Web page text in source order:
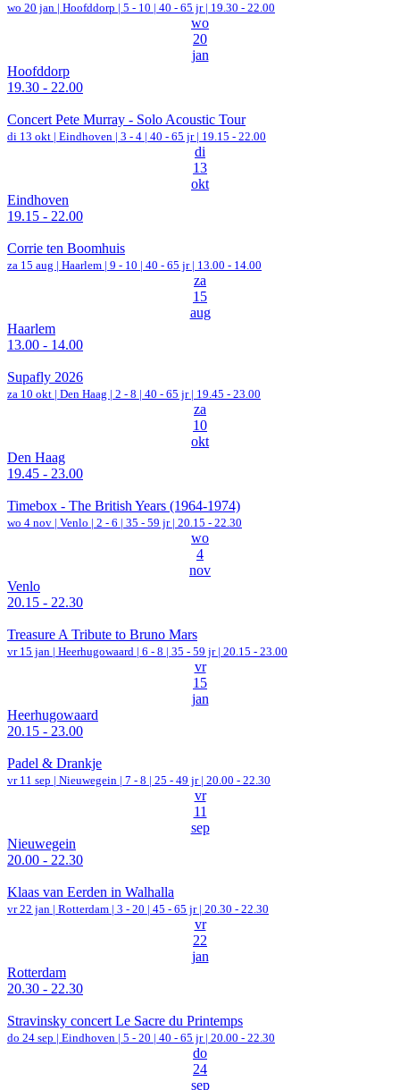
wo 20 jan | Hoofddorp | 5 - 10 | 40 - 65 jr | 19.30 - 22.00
wo
20
jan
Hoofddorp
19.30 - 22.00
Concert Pete Murray - Solo Acoustic Tour
di 13 okt | Eindhoven | 3 - 4 | 40 - 65 jr | 19.15 - 22.00
di
13
okt
Eindhoven
19.15 - 22.00
Corrie ten Boomhuis
za 15 aug | Haarlem | 9 - 10 | 40 - 65 jr | 13.00 - 14.00
za
15
aug
Haarlem
13.00 - 14.00
Supafly 2026
za 10 okt | Den Haag | 2 - 8 | 40 - 65 jr | 19.45 - 23.00
za
10
okt
Den Haag
19.45 - 23.00
Timebox - The British Years (1964-1974)
wo 4 nov | Venlo | 2 - 6 | 35 - 59 jr | 20.15 - 22.30
wo
4
nov
Venlo
20.15 - 22.30
Treasure A Tribute to Bruno Mars
vr 15 jan | Heerhugowaard | 6 - 8 | 35 - 59 jr | 20.15 - 23.00
vr
15
jan
Heerhugowaard
20.15 - 23.00
Padel & Drankje
vr 11 sep | Nieuwegein | 7 - 8 | 25 - 49 jr | 20.00 - 22.30
vr
11
sep
Nieuwegein
20.00 - 22.30
Klaas van Eerden in Walhalla
vr 22 jan | Rotterdam | 3 - 20 | 45 - 65 jr | 20.30 - 22.30
vr
22
jan
Rotterdam
20.30 - 22.30
Stravinsky concert Le Sacre du Printemps
do 24 sep | Eindhoven | 5 - 20 | 40 - 65 jr | 20.00 - 22.30
do
24
sep